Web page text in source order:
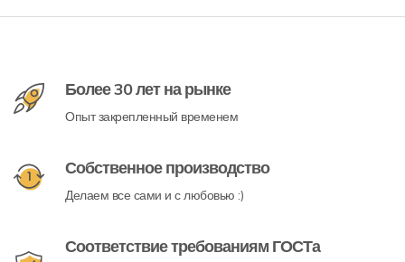
Более 30 лет на рынке
Опыт закрепленный временем
Собственное производство
Делаем все сами и с любовью :)
Соответствие требованиям ГОСТа